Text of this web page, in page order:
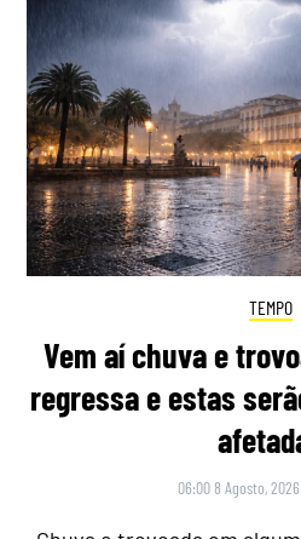
TEMPO
Vem aí chuva e
regressa e estas
06:00 8 Agosto, 2026